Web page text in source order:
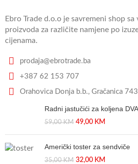
Ebro Trade d.o.o je savremeni shop
proizvoda za različite namjene po
cijenama.
prodaja@ebrotrade.ba
+387 62 153 707
Orahovica Donja b.b., Gračanica
Radni jastučići za koljena
59,00KM 49,00 KM
Američki toster za sendviče
35,00KM 32,00 KM